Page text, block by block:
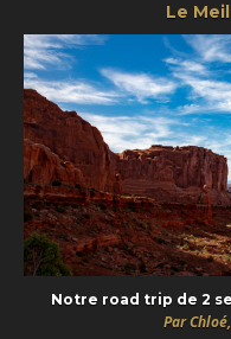
Le
Notre road trip de 2
Par